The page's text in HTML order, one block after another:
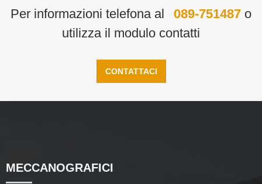
Per informazioni telefona al 089-751487 o
utilizza il modulo contatti
CONTATTACI
MECCANOGRAFICI